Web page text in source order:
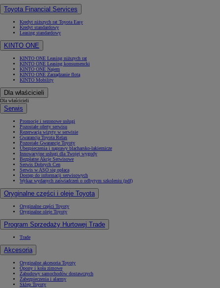
Toyota Financial Services
Kredyt niższych rat Toyota Easy
Kredyt standardowy
Leasing standardowy
KINTO ONE
KINTO ONE Leasing niższych rat
KINTO ONE Leasing konsumencki
KINTO ONE Najem
KINTO ONE Zarządzanie flotą
KINTO Mobility
Dla właścicieli
Dla właścicieli
Serwis
Promocje i sezonowe usługi
Pozostałe oferty serwisu
Rezerwacja wizyty w serwisie
Gwarancja Toyota Relax
Pozostałe Gwarancje Toyoty
Ubezpieczenia i naprawy blacharsko-lakiernicze
Innowacyjne usługi dla Twojej wygody
Bezpłatne Akcje Serwisowe
Serwis Dobrych Cen
Serwis w ASO się opłaca
Dostęp do informacji serwisowych
Wykaz wydanych zaświadczeń o odbytym szkoleniu (pdf)
Oryginalne części i oleje Toyota
Oryginalne części Toyoty
Oryginalne oleje Toyoty
Program Sprzedaży Hurtowej Trade
Trade
Akcesoria
Oryginalne akcesoria Toyoty
Opony i koła zimowe
Zabudowy samochodów dostawczych
Zabezpieczenia i alarmy
Sklep Toyoty